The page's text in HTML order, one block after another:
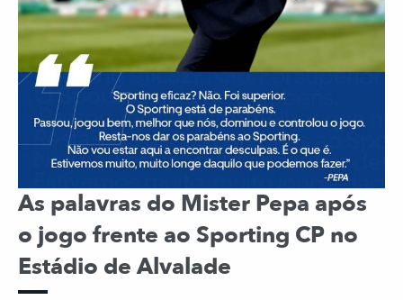
As palavras do Mister Pepa após
o jogo frente ao Sporting CP no
Estádio de Alvalade ⠀